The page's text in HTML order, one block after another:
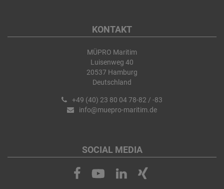
KONTAKT
MÜPRO Maritim
Luisenweg 40
20537 Hamburg
Deutschland
+49 (40) 23 80 04 78-82 / -83
info@muepro-maritim.de
SOCIAL MEDIA